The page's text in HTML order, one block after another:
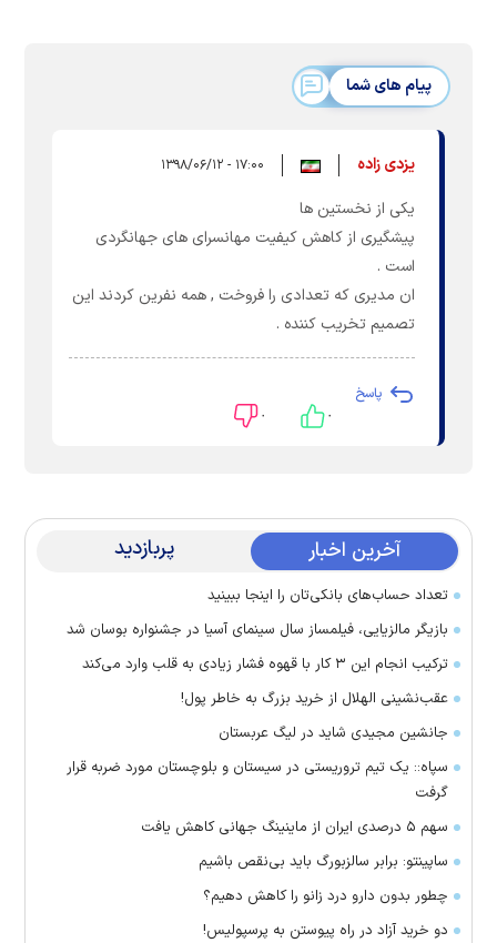
پیام های شما
یزدی زاده ۱۷:۰۰ - ۱۳۹۸/۰۶/۱۲
یکی از نخستین ها
پیشگیری از کاهش کیفیت مهانسرای های جهانگردی
است .
ان مدیری که تعدادی را فروخت , همه نفرین کردند این
تصمیم تخریب کننده .
پاسخ
۰ ۰
آخرین اخبار پربازدید
تعداد حساب‌های بانکی‌تان را اینجا ببینید
بازیگر مالزیایی، فیلمساز سال سینمای آسیا در جشنواره بوسان شد
ترکیب انجام این ۳ کار با قهوه فشار زیادی به قلب وارد می‌کند
عقب‌نشینی الهلال از خرید بزرگ به خاطر پول!
جانشین مجیدی شاید در لیگ عربستان
سپاه:: یک تیم تروریستی در سیستان و بلوچستان مورد ضربه قرار
گرفت
سهم ۵ درصدی ایران از ماینینگ جهانی کاهش یافت
ساپینتو: برابر سالزبورگ باید بی‌نقص باشیم
چطور بدون دارو درد زانو را کاهش دهیم؟
دو خرید آزاد در راه پیوستن به پرسپولیس!